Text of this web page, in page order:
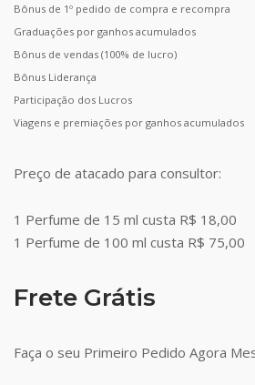
Bônus de 1º pedido de compra e recompra
Graduações por ganhos acumulados
Bônus de vendas (100% de lucro)
Bônus Liderança
Participação dos Lucros
Viagens e premiações por ganhos acumulados
Preço de atacado para consultor:
1 Perfume de 15 ml custa R$ 18,00
1 Perfume de 100 ml custa R$ 75,00
Frete Grátis
Faça o seu Primeiro Pedido Agora